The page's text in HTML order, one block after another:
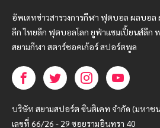
อัพเดทข่าวสารวงการกีฬา ฟุตบอล ผลบอล
ลีก ไทยลีก ฟุตบอลโลก ยูฟ่าแซมเปี้ยนส์ลีก
สยามกีฬา สตาร์ชอคเก้อร์ สปอร์ตพูล
บริษัท สยามสปอร์ต ซินติเคท จำกัด (มหาช
เลขที่ 66/26 - 29 ซอยรามอินทรา 40